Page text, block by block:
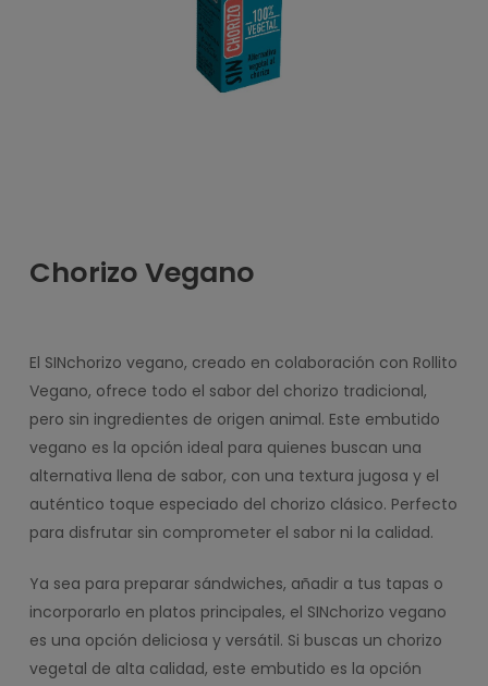
Chorizo Vegano
El SINchorizo vegano, creado en colaboración con Rollito
Vegano, ofrece todo el sabor del chorizo tradicional,
pero sin ingredientes de origen animal. Este embutido
vegano es la opción ideal para quienes buscan una
alternativa llena de sabor, con una textura jugosa y el
auténtico toque especiado del chorizo clásico. Perfecto
para disfrutar sin comprometer el sabor ni la calidad.
Ya sea para preparar sándwiches, añadir a tus tapas o
incorporarlo en platos principales, el SINchorizo vegano
es una opción deliciosa y versátil. Si buscas un chorizo
vegetal de alta calidad, este embutido es la opción